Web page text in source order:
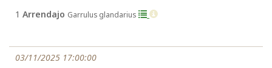
1 Arrendajo Garrulus glandarius
03/11/2025 17:00:00